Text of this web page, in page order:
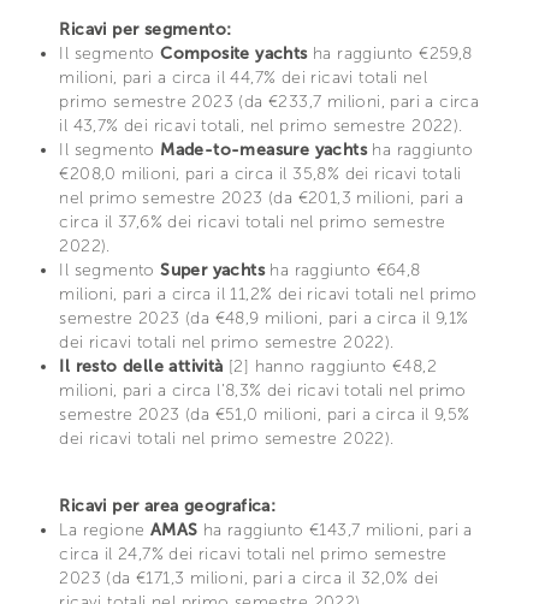
Ricavi per segmento:
Il segmentoComposite yachtsha raggiunto €259,8
milioni, pari a circa il 44,7% dei ricavi totali nel
primo semestre 2023 (da €233,7 milioni, pari a circa
il 43,7% dei ricavi totali, nel primo semestre 2022).
Il segmento Made-to-measure yachtsha raggiunto
€208,0 milioni, pari a circa il 35,8% dei ricavi totali
nel primo semestre 2023 (da €201,3 milioni, pari a
circa il 37,6% dei ricavi totali nel primo semestre
2022).
Il segmento Super yachts ha raggiunto €64,8
milioni, pari a circa il 11,2% dei ricavi totali nel primo
semestre 2023 (da €48,9 milioni, pari a circa il 9,1%
dei ricavi totali nel primo semestre 2022).
Il resto delle attività [2] hanno raggiunto €48,2
milioni, pari a circa l’8,3% dei ricavi totali nel primo
semestre 2023 (da €51,0 milioni, pari a circa il 9,5%
dei ricavi totali nel primo semestre 2022).
Ricavi per area geografica:
La regione AMAS ha raggiunto €143,7 milioni, pari a
circa il 24,7% dei ricavi totali nel primo semestre
2023 (da €171,3 milioni, pari a circa il 32,0% dei